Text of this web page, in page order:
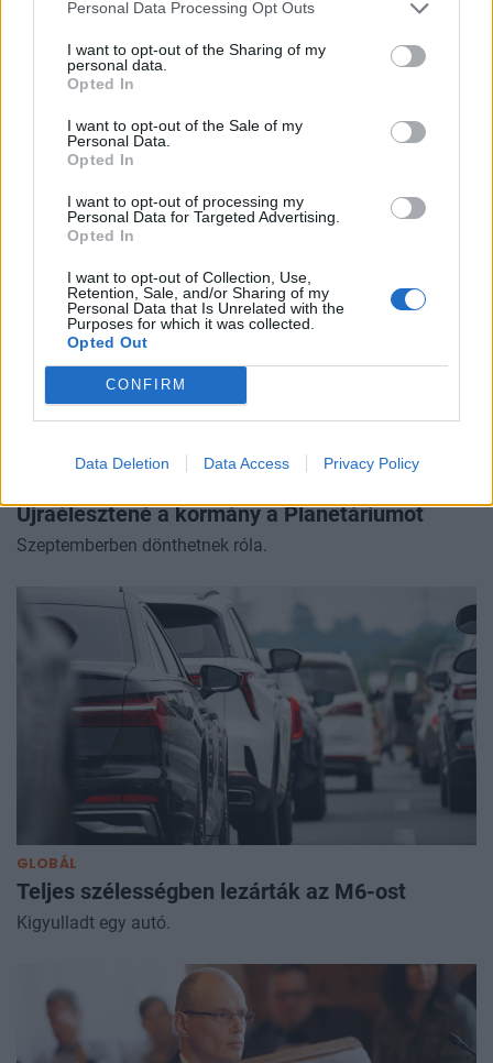
Personal Data Processing Opt Outs
I want to opt-out of the Sharing of my
personal data.
Opted In
I want to opt-out of the Sale of my
Personal Data.
Opted In
I want to opt-out of processing my
Personal Data for Targeted Advertising.
Opted In
I want to opt-out of Collection, Use,
Retention, Sale, and/or Sharing of my
Personal Data that Is Unrelated with the
Purposes for which it was collected.
Opted Out
CONFIRM
Data Deletion Data Access Privacy Policy
Megszólalt Karácsony Gergely: ettől a
kormány lépése után
A Bayer Construct irodaépületének ügyében beszélt.
Újraélesztené a kormány a Planetáriumot
Szeptemberben dönthetnek róla.
GLOBÁL
Teljes szélességben lezárták az M6-ost
Kigyulladt egy autó.